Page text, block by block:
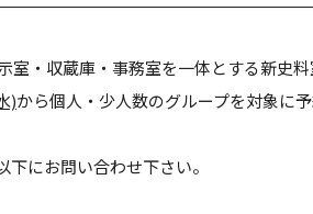
室・収蔵庫・事務室を一体とする新史
)から個人・少人数のグループを対象に
にお問い合わせ下さい。